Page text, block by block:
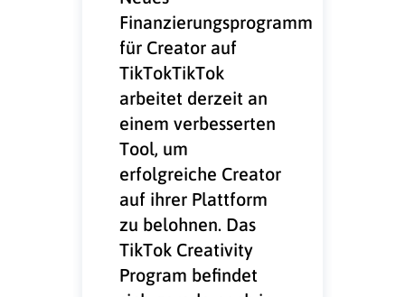
Finanzierungsprogramm
für Creator auf
TikTokTikTok
arbeitet derzeit an
einem verbesserten
Tool, um
erfolgreiche Creator
auf ihrer Plattform
zu belohnen. Das
TikTok Creativity
Program befindet